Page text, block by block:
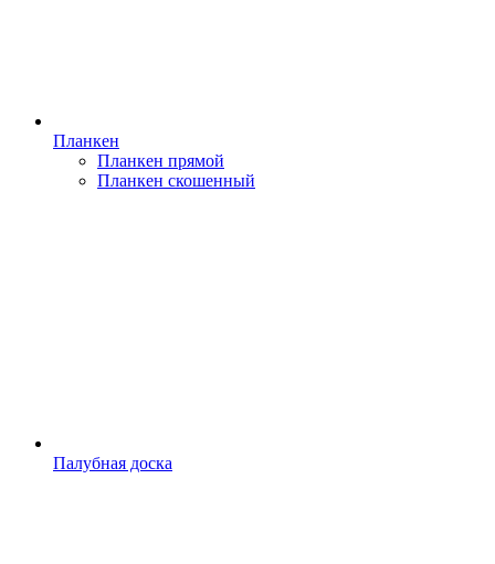
Планкен
Планкен прямой
Планкен скошенный
Палубная доска